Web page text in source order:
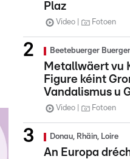
Plaz
Video Fotoen
Beetebuerger
Metallwäert vu
Figure kéint
Vandalismus u
Video Fotoen
Donau, Rhäin, Loire
An Europa